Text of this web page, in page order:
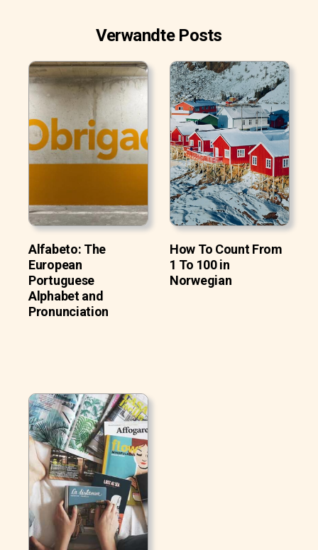
Verwandte Posts
Alfabeto: The
European
Portuguese
Alphabet and
Pronunciation
How To Count From
1 To 100 in
Norwegian